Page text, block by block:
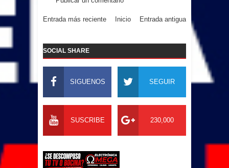
Entrada más reciente Entrada antigua
Inicio
SOCIAL SHARE
SIGUENOS SEGUIR
SUSCRIBE 230,000